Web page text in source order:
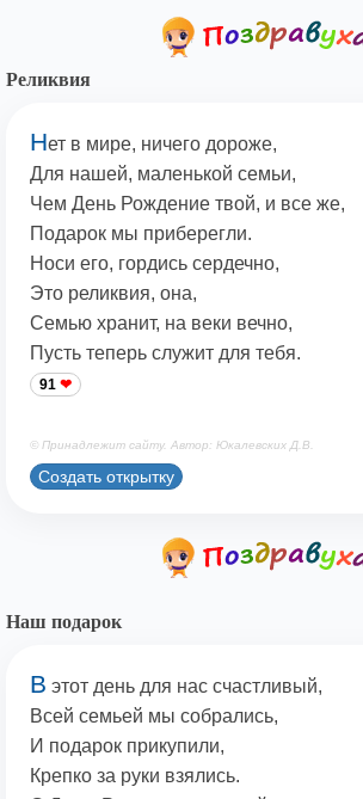
Реликвия
Нет в мире, ничего дороже,
Для нашей, маленькой семьи,
Чем День Рождение твой, и все же,
Подарок мы приберегли.
Носи его, гордись сердечно,
Это реликвия, она,
Семью хранит, на веки вечно,
Пусть теперь служит для тебя.
91
© Принадлежит сайту. Автор: Юкалевских Д.В.
Создать открытку
Наш подарок
В этот день для нас счастливый,
Всей семьей мы собрались,
И подарок прикупили,
Крепко за руки взялись.